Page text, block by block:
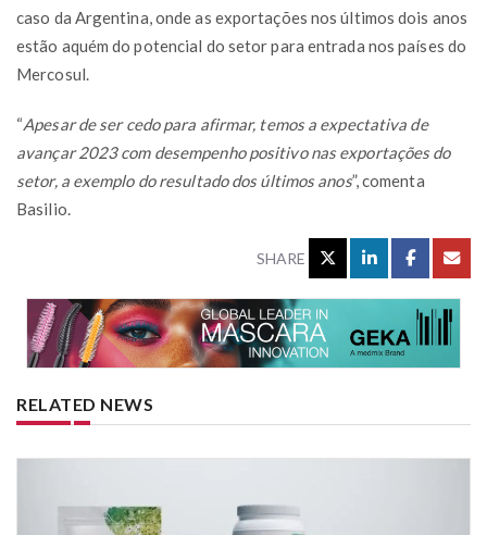
caso da Argentina, onde as exportações nos últimos dois anos
estão aquém do potencial do setor para entrada nos países do
Mercosul.
“Apesar de ser cedo para afirmar, temos a expectativa de
avançar 2023 com desempenho positivo nas exportações do
setor, a exemplo do resultado dos últimos anos”, comenta
Basilio.
SHARE
RELATED NEWS